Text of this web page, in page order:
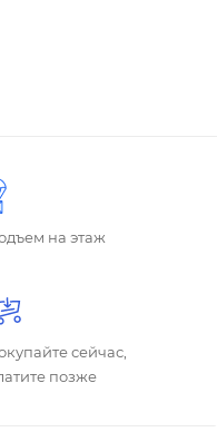
на этаж
сейчас,
позже